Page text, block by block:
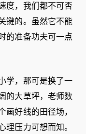
度，我们都不可否
键的。虽然它不能
的准备功夫可一点
学，那可是换了一
的大草坪，老师数
好线的田径场，
压力可想而知。